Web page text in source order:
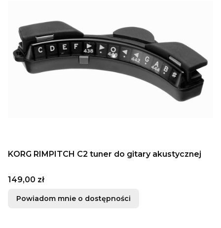
KORG RIMPITCH C2 tuner do gitary akustycznej
Cena
149,00 zł
Powiadom mnie o dostępności